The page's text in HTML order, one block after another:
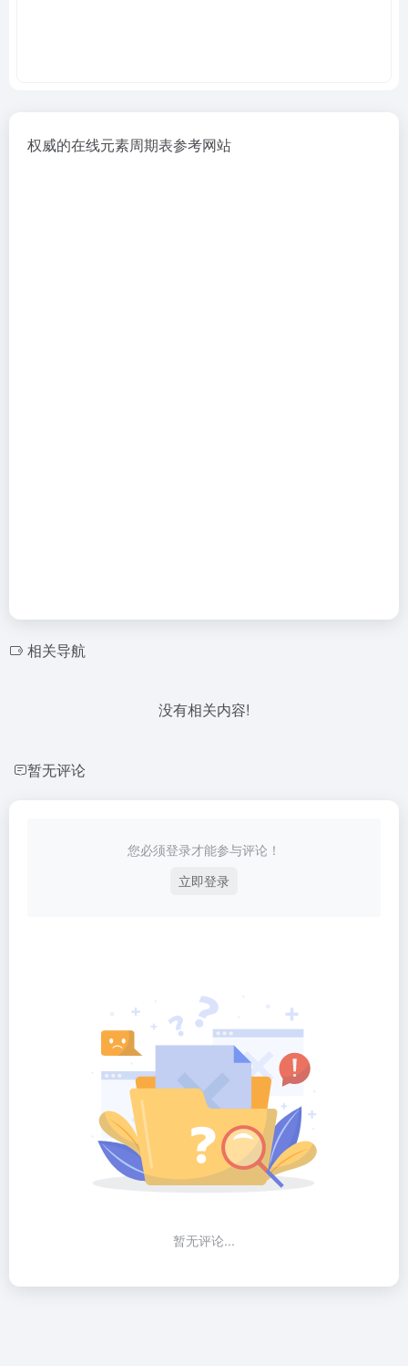
权威的在线元素周期表参考网站
相关导航
没有相关内容!
暂无评论
您必须登录才能参与评论！
立即登录
暂无评论...